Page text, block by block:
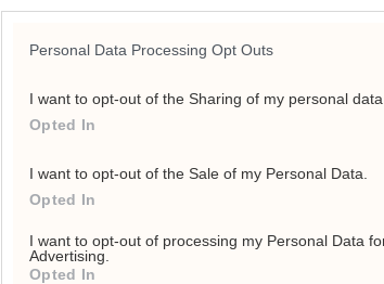
Personal Data Processing Opt Outs
I want to opt-out of the Sharing of my personal data.
Opted In
I want to opt-out of the Sale of my Personal Data.
Opted In
I want to opt-out of processing my Personal Data
Advertising.
Opted In